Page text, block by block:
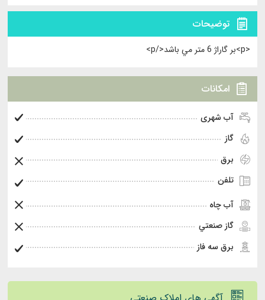
توضیحات
<p>بر گاراژ 6 متر مي باشد</p>
امکانات
آب شهری
گاز
برق
تلفن
آب چاه
گاز صنعتي
برق سه فاز